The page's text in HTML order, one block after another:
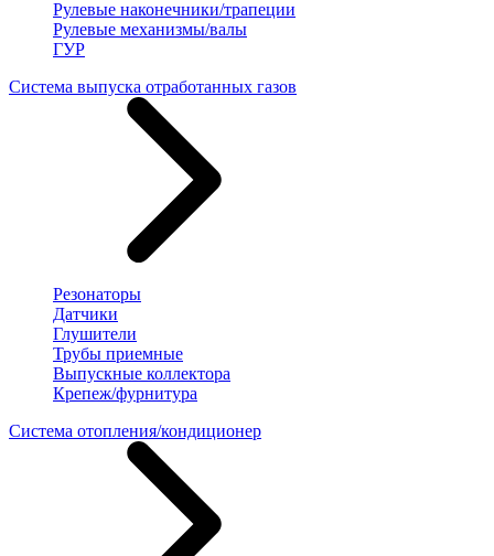
Рулевые наконечники/трапеции
Рулевые механизмы/валы
ГУР
Система выпуска отработанных газов
Резонаторы
Датчики
Глушители
Трубы приемные
Выпускные коллектора
Крепеж/фурнитура
Система отопления/кондиционер